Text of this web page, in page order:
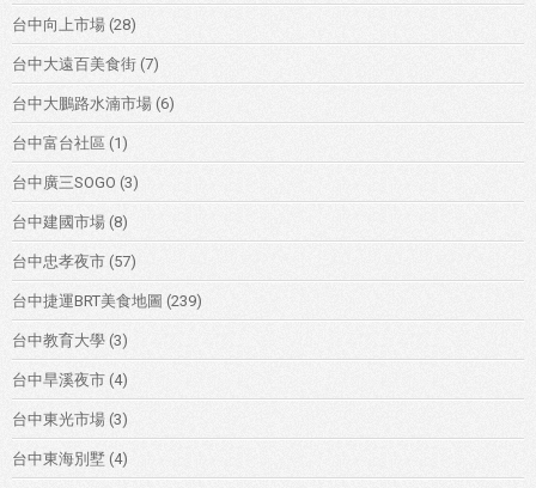
台中向上市場 (28)
台中大遠百美食街 (7)
台中大鵬路水湳市場 (6)
台中富台社區 (1)
台中廣三SOGO (3)
台中建國市場 (8)
台中忠孝夜市 (57)
台中捷運BRT美食地圖 (239)
台中教育大學 (3)
台中旱溪夜市 (4)
台中東光市場 (3)
台中東海別墅 (4)